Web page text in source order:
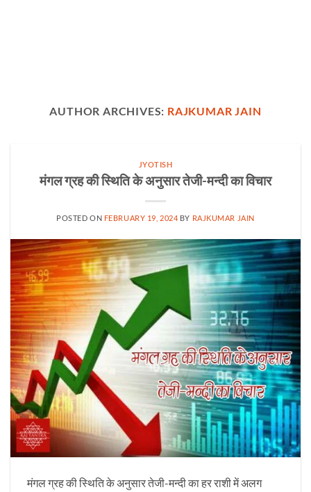
AUTHOR ARCHIVES: RAJKUMAR JAIN
JYOTISH
मंगल ग्रह की स्थिति के अनुसार तेजी-मन्दी का विचार
POSTED ON FEBRUARY 19, 2024 BY RAJKUMAR JAIN
मंगल ग्रह की स्थिति के अनुसार तेजी-मन्दी का हर राशी में अलग